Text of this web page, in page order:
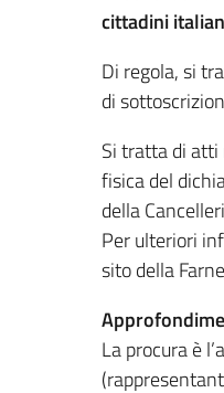
cittadini
Di regola, si
di
Si tratta di atti
fisica del
della
Per ulteriori
sito della
La procura è